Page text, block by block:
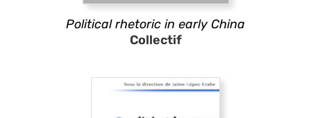
Political rhetoric in early China
Collectif